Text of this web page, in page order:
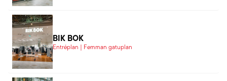
BIK BOK
Entréplan | Femman gatuplan